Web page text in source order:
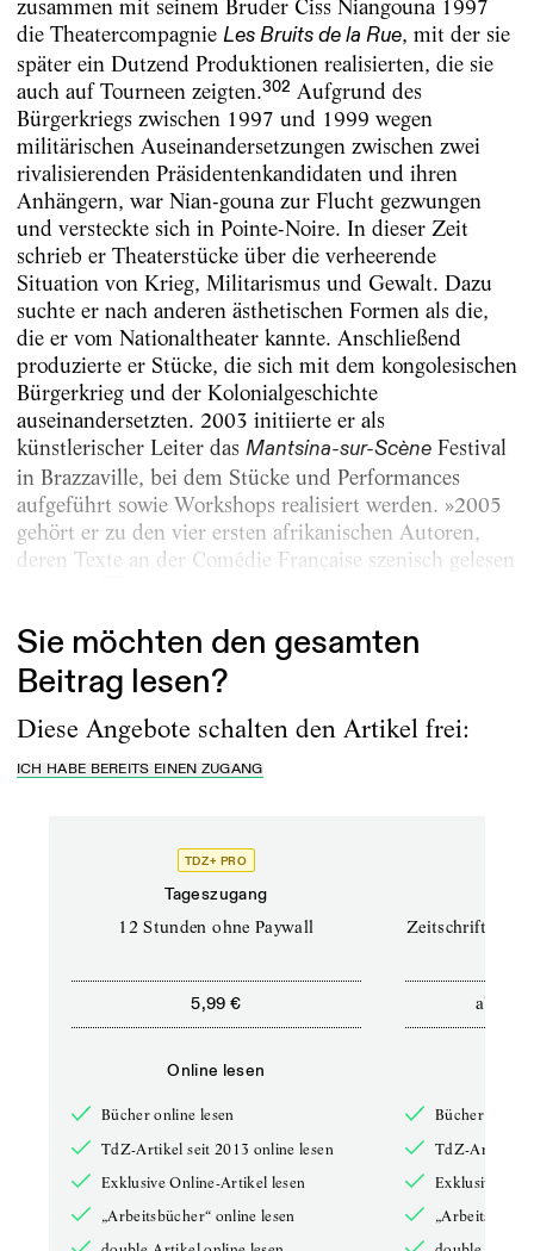
zusammen mit seinem Bruder Ciss Niangouna 1997
die Theatercompagnie Les Bruits de la Rue, mit der sie
später ein Dutzend Produktionen realisierten, die sie
auch auf Tourneen zeigten.302 Aufgrund des
Bürgerkriegs zwischen 1997 und 1999 wegen
militärischen Auseinandersetzungen zwischen zwei
rivalisierenden Präsidentenkandidaten und ihren
Anhängern, war Nian-gouna zur Flucht gezwungen
und versteckte sich in Pointe-Noire. In dieser Zeit
schrieb er Theaterstücke über die verheerende
Situation von Krieg, Militarismus und Gewalt. Dazu
suchte er nach anderen ästhetischen Formen als die,
die er vom Nationaltheater kannte. Anschließend
produzierte er Stücke, die sich mit dem kongolesischen
Bürgerkrieg und der Kolonialgeschichte
auseinandersetzten. 2003 initiierte er als
künstlerischer Leiter das Mantsina-sur-ScèneFestival
in Brazzaville, bei dem Stücke und Performances
aufgeführt sowie Workshops realisiert werden. »2005
gehört er zu den vier ersten afrikanischen Autoren,
deren Texte an der Comédie Française szenisch gelesen
Sie möchten den gesamten
Beitrag lesen?
Diese Angebote schalten den Artikel frei:
ICH HABE BEREITS EINEN ZUGANG
TDZ+ PRO
Tageszugang
12 Stunden ohne Paywall
5,99 €
Online lesen
Bücher online lesen
TdZ-Artikel seit 2013 online lesen
Exklusive Online-Artikel lesen
„Arbeitsbücher“ online lesen
Zeitschriften
ab
Bücher online
TdZ-Artikel
Exklusive